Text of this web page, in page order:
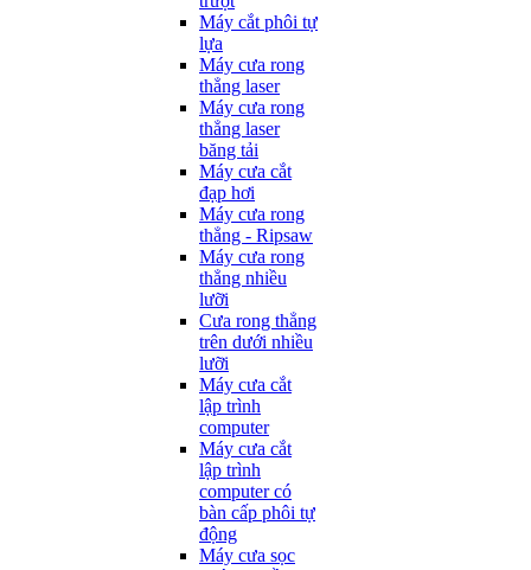
Máy cắt phôi tự
lựa
Máy cưa rong
thẳng laser
Máy cưa rong
thẳng laser
băng tải
Máy cưa cắt
đạp hơi
Máy cưa rong
thẳng - Ripsaw
Máy cưa rong
thẳng nhiều
lưỡi
Cưa rong thẳng
trên dưới nhiều
lưỡi
Máy cưa cắt
lập trình
computer
Máy cưa cắt
lập trình
computer có
bàn cấp phôi tự
động
Máy cưa sọc